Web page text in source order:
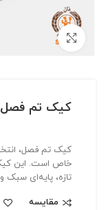
بزرگنمایی تصویر
کیک تم فصل۱
کیک تم فصل،
خاص است. این کیک
تازه، پایه‌ای
مقایسه